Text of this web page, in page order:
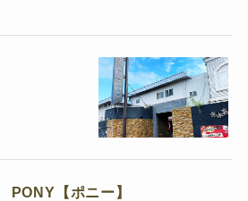
PONY【ポニー】